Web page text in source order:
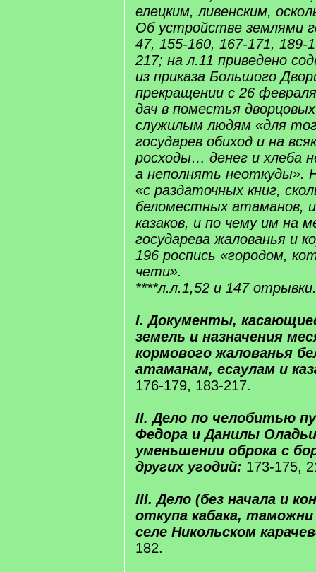
елецким, ливенским,
Об устройстве землями
47, 155-160, 167-171, 189-
217; на л.11 приведено
из приказа Большого
прекращении с 26
дач в поместья
служилым людям «для
государев обиход и на
росходы… денег и хлеба
а неполнять неоткуды».
«с раздаточных книг,
беломестных атаманов, и
казаков, и по чему им на
государева жалованья и
196 роспись «городом,
чети».
****л.л.1,52 и 147
I. Документы,
земель и назначения
кормового жалованья
атаманам, есаулам и
176-179, 183-217.
II. Дело по челобитью
Федора и Данилы
уменьшении оброка с
других угодий: 173-175,
III. Дело (без начала и
откупа кабака, таможни
селе Никольском
182.